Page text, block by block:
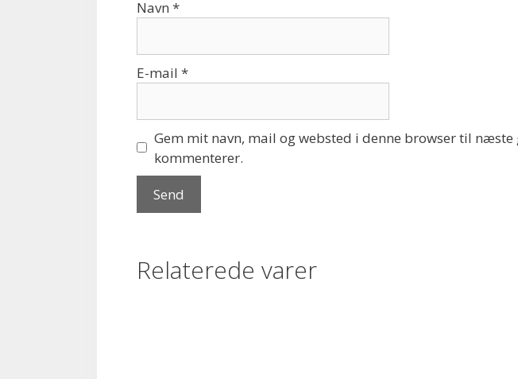
Navn *
E-mail *
Gem mit navn, mail og websted i denne browser til næste
kommenterer.
Relaterede varer